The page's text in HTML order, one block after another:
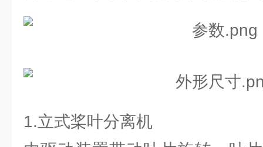
1.立式桨叶分离机